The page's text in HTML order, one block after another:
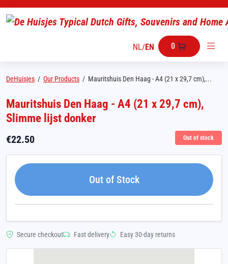
NL/EN 0
DeHuisjes / Our Products / Mauritshuis Den Haag - A4 (21 x 29,7 cm),...
Mauritshuis Den Haag - A4 (21 x 29,7 cm),
Slimme lijst donker
€22.50 Out of stock
Out of Stock
Secure checkout Fast delivery Easy 30-day returns